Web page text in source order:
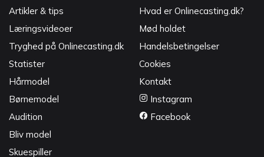
Artikler & tips
Læringsvideoer
Tryghed på Onlinecasting.dk
Statister
Hårmodel
Børnemodel
Audition
Bliv model
Skuespiller
Hvad er Onlinecasting.dk?
Mød holdet
Handelsbetingelser
Cookies
Kontakt
Instagram
Facebook